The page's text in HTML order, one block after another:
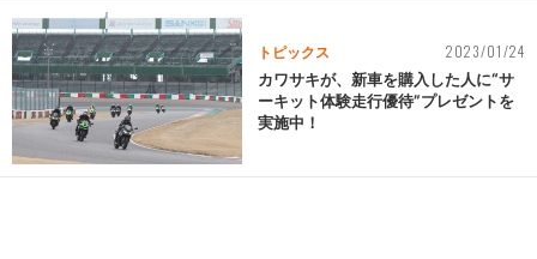
トピックス 2023/01/24
カワサキが、新車を購入した人に“サ
ーキット体験走行優待”プレゼントを
実施中！